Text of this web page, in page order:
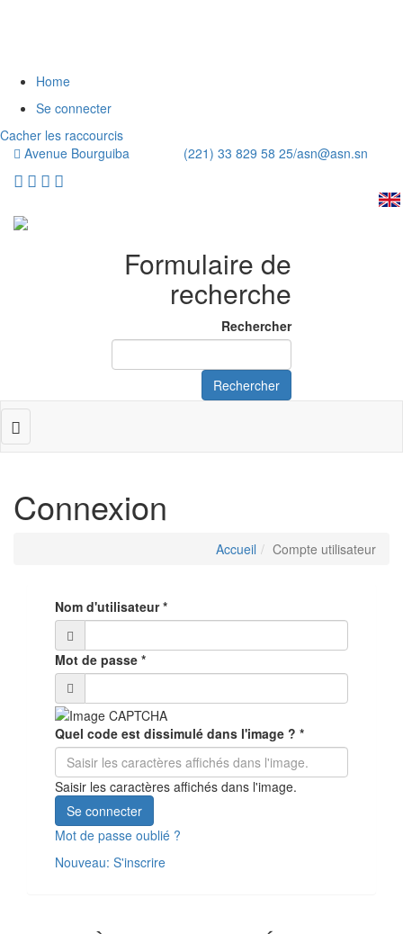
Home
Se connecter
Cacher les raccourcis
Avenue Bourguiba (221) 33 829 58 25/asn@asn.sn
Formulaire de
recherche
Rechercher
Rechercher
Toggle
navigation
Connexion
Accueil Compte utilisateur
Nom d'utilisateur*
Mot de passe *
Quel code est dissimulé dans l'image ? *
Saisir les caractères affichés dans l'image.
Se connecter
Mot de passe oublié ?
Nouveau: S'inscrire